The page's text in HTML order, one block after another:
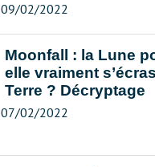
09/02/2022
Moonfall : la Lune
elle vraiment
Terre ? Décryptage
07/02/2022